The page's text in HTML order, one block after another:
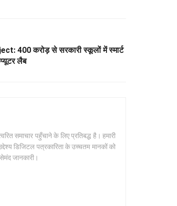
400 करोड़ से सरकारी स्कूलों में स्मार्ट
लैब
समाचार पहुँचाने के लिए प्रतिबद्ध है। हमारी
डिजिटल पत्रकारिता के उच्चतम मानकों को
जानकारी।